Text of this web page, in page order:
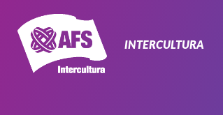
INTERCULTURA